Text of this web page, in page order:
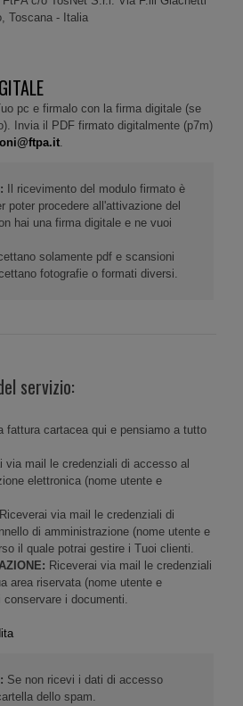
Toscana - Italia
pc e firmalo con la firma digitale (se
Invia il PDF firmato digitalmente (p7m)
.
Il ricevimento del modulo firmato è
poter procedere all'attivazione del
hai una firma digitale e ne vuoi
solamente pdf e scansioni
fotografie o formati diversi.
servizio:
fattura cartacea qui e pensiamo a tutto
via mail le credenziali di accesso al
elettronica (nome utente e
Riceverai via mail le credenziali di
di amministrazione (nome utente e
il quale potrai gestire i Tuoi clienti.
Riceverai via mail le credenziali
area riservata (nome utente e
conservare i documenti.
Se non ricevi i dati di accesso
dello spam.